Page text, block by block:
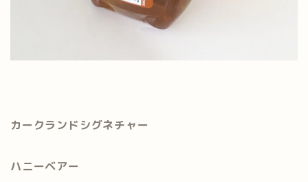
カークランドシグネチャー
ハニーベアー